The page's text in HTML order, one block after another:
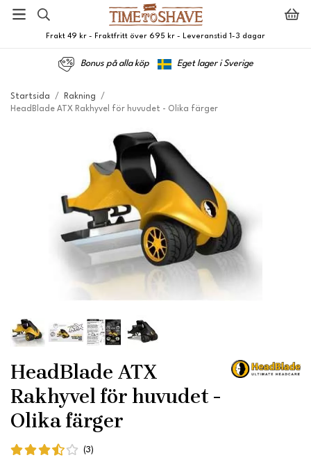
Frakt 49 kr - Fraktfritt över 695 kr - Leveranstid 1-3 dagar
Bonus på alla köp Eget lager i Sverige
Startsida / Rakning
/
HeadBlade ATX Rakhyvel för huvudet - Olika färger
HeadBlade ATX
Rakhyvel för huvudet -
Olika färger
(3)